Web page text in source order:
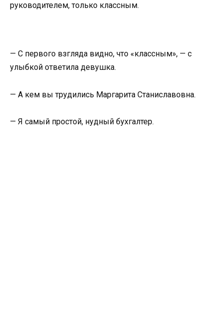
руководителем, только классным.
— С первого взгляда видно, что «классным», — с
улыбкой ответила девушка.
— А кем вы трудились Маргарита Станиславовна.
— Я самый простой, нудный бухгалтер.